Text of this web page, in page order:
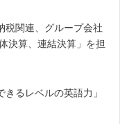
税関連、グループ会社
決算、連結決算」を担
るレベルの英語力」